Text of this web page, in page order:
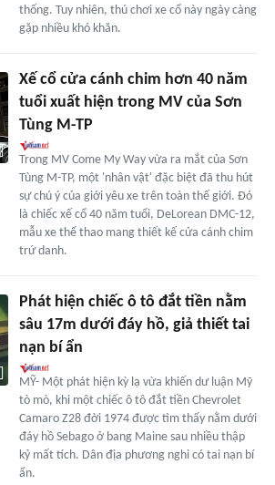
thống. Tuy nhiên, thú chơi xe cổ này ngày càng
gặp nhiều khó khăn.
Xế cổ cửa cánh chim hơn 40 năm
tuổi xuất hiện trong MV của Sơn
Tùng M-TP
Trong MV Come My Way vừa ra mắt của Sơn
Tùng M-TP, một 'nhân vật' đặc biệt đã thu hút
sự chú ý của giới yêu xe trên toàn thế giới. Đó
là chiếc xế cổ 40 năm tuổi, DeLorean DMC-12,
mẫu xe thể thao mang thiết kế cửa cánh chim
trứ danh.
Phát hiện chiếc ô tô đắt tiền nằm
sâu 17m dưới đáy hồ, giả thiết tai
nạn bí ẩn
MỸ- Một phát hiện kỳ lạ vừa khiến dư luận Mỹ
tò mò, khi một chiếc ô tô đắt tiền Chevrolet
Camaro Z28 đời 1974 được tìm thấy nằm dưới
đáy hồ Sebago ở bang Maine sau nhiều thập
kỷ mất tích. Dân địa phương nghi có tai nạn bí
ẩn.